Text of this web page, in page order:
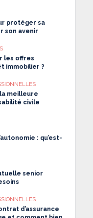
protéger sa
son avenir
les offres
immobilier ?
meilleure
civile
: qu’est-
senior
d’assurance